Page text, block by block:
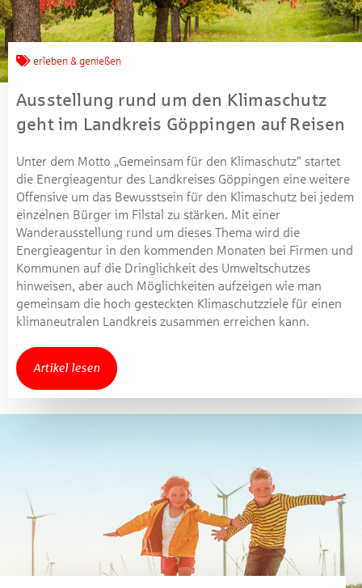
erleben & genießen
Ausstellung rund um den Klimaschutz
geht im Landkreis Göppingen auf Reisen
Unter dem Motto „Gemeinsam für den Klimaschutz“ startet
die Energieagentur des Landkreises Göppingen eine weitere
Offensive um das Bewusstsein für den Klimaschutz bei jedem
einzelnen Bürger im Filstal zu stärken. Mit einer
Wanderausstellung rund um dieses Thema wird die
Energieagentur in den kommenden Monaten bei Firmen und
Kommunen auf die Dringlichkeit des Umweltschutzes
hinweisen, aber auch Möglichkeiten aufzeigen wie man
gemeinsam die hoch gesteckten Klimaschutzziele für einen
klimaneutralen Landkreis zusammen erreichen kann.
Artikel lesen
Gewinnspiel geschlossen